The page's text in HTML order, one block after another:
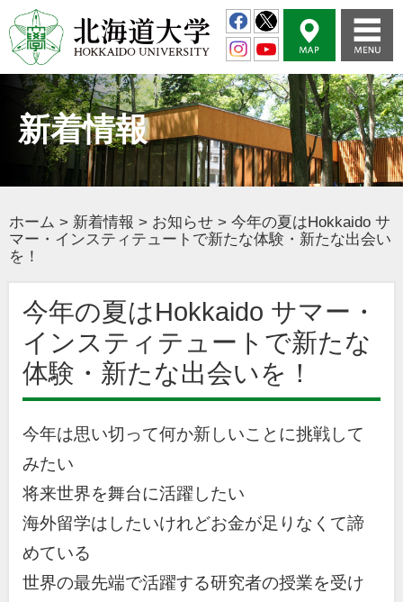
新着情報
ホーム > 新着情報 > お知らせ > 今年の夏はHokkaido サ
マー・インスティテュートで新たな体験・新たな出会い
を！
今年の夏はHokkaido サマー・
インスティテュートで新たな
体験・新たな出会いを！
今年は思い切って何か新しいことに挑戦して
みたい
将来世界を舞台に活躍したい
海外留学はしたいけれどお金が足りなくて諦
めている
世界の最先端で活躍する研究者の授業を受け